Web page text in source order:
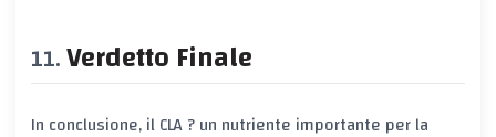
Verdetto Finale
In conclusione, il CLA ? un nutriente importante per la